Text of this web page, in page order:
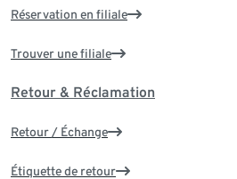
Réservation en filiale
Trouver une filiale
Retour & Réclamation
Retour / Échange
Étiquette de retour